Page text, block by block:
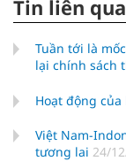
Tin liên
Tuần tới là
lại chính sách
Hoạt động
Việt Nam-
tương lai 24/